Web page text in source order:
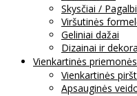
Skysčiai /
Viršutinės
Geliniai dažai
Dizainai ir
Vienkartinės priemonės
Vienkartinės
Apsauginės